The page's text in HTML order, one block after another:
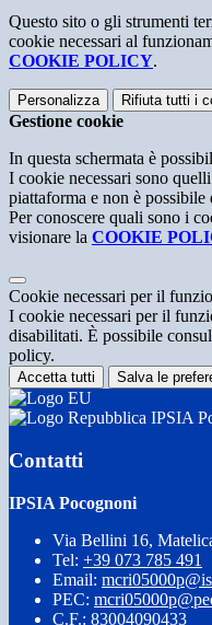
Questo sito o gli strumenti
cookie necessari al
COOKIE POLICY.
Personalizza Rifiuta tutti i
Gestione cookie
In questa schermata è
I cookie necessari sono
piattaforma e non è
Per conoscere quali sono i
visionare la COOKIE
Cookie necessari per il
I cookie necessari per il
disabilitati. È possibile
policy.
Accetta tutti Salva le
IPSIA
Contatti
IPSIA Pocognoni
Via Bellini 16,
Tel: +39 073 785 491
Email:
PEC:
C.F.: 83004090433